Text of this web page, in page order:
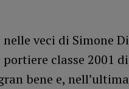
veci di Simone Di
classe 2001 di
bene e, nell’ultima